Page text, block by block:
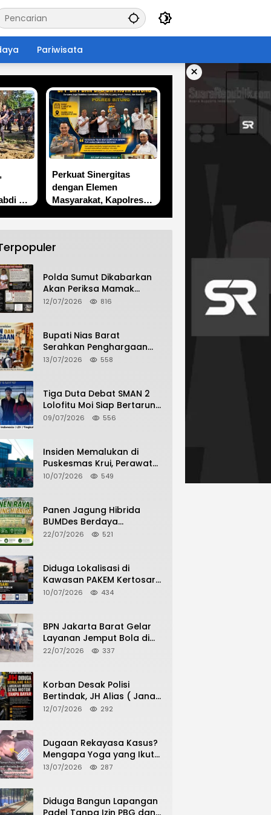
Pariwisata
×
di
Perkuat Sinergitas
dengan Elemen
Masyarakat, Kapolres
Polda Sumut Dikabarkan
Akan Periksa Mamak
Maling Terlapor dalam
Perdamaian
12/07/2026 816
Bupati Nias Barat
Serahkan Penghargaan
dan Penghargaan Bagi
13/07/2026 558
Tiga Duta Debat SMAN 2
Lolofitu Moi Siap Bertarung
di LDI Tingkat Provinsi
09/07/2026 556
Insiden Memalukan di
Puskesmas Krui, Perawat
dan Security Berselisih
10/07/2026 549
Panen Jagung Hibrida
BUMDes Berdaya
Hilimbuasi, Bukti Nyata
22/07/2026 521
Diduga Lokalisasi di
Kawasan PAKEM Kertosari
Kembali Jadi Sorotan
10/07/2026 434
BPN Jakarta Barat Gelar
Layanan Jemput Bola di
Kantor Kecamatan Grogol
HGB ke SHM
22/07/2026 337
Korban Desak Polisi
Bertindak, JH Alias ( Jana
Haris) Diduga Berulang
12/07/2026 292
Dugaan Rekayasa Kasus?
Mengapa Yoga yang Ikut
Menangkap Pelaku
Tersangka?
13/07/2026 287
Diduga Bangun Lapangan
Padel Tanpa Izin PBG dan